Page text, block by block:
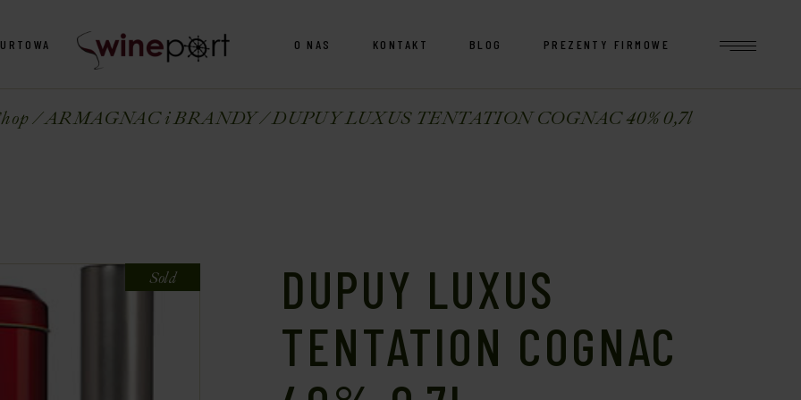
O NAS KONTAKT BLOG PREZENTY FIRMOWE
ARMAGNAC i BRANDY DUPUY LUXUS TENTATION COGNAC 40% 0,7l
Sold
DUPUY LUXUS
TENTATION COGNAC